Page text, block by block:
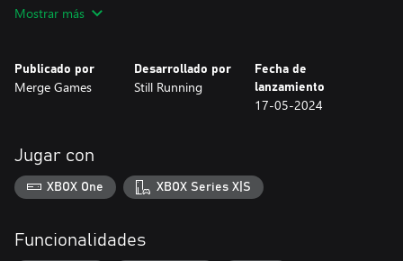
otorgarte un poder increíble, pero también supone un gran
EXPLORAR TERRITORIOS MARCADOS POR LA ANGUSTIA
Ábrete camino batalla tras batalla por los cinco territorios de Ira:
van desde montañas invernales hasta ciudades putrefactas entre
muchos otros. Cumple con tu deber divino y libra estas tierras
del mal que las asola.
Acaba con todo lo que se interponga en tu camino para
Mostrar más
Publicado por
Merge Games
Desarrollado por
Still Running
Fecha de
lanzamiento
17-05-2024
Jugar con
XBOX One XBOX Series X|S
Funcionalidades